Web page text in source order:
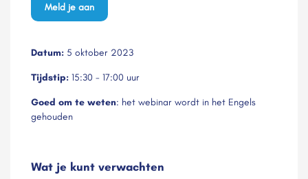
Meld je aan
Datum: 5 oktober 2023
Tijdstip: 15:30 - 17:00 uur
Goed om te weten: het webinar wordt in het Engels
gehouden
Wat je kunt verwachten